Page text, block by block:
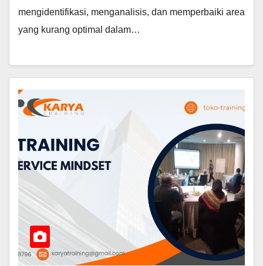
mengidentifikasi, menganalisis, dan memperbaiki area
yang kurang optimal dalam…